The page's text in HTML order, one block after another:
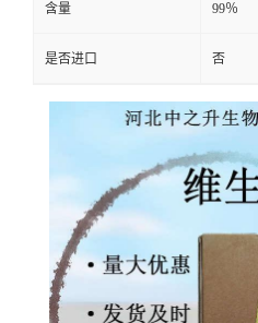
含量 99％
是否进口 否